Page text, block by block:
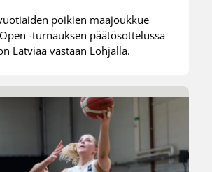
poikien maajoukkue
-turnauksen päätösottelussa
Latviaa vastaan Lohjalla.